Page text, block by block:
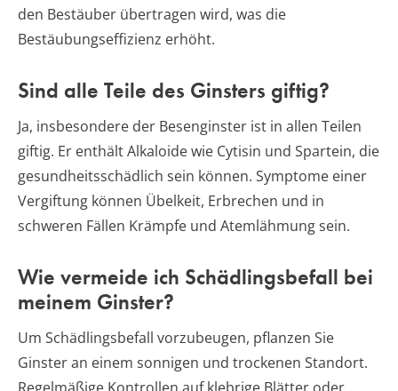
den Bestäuber übertragen wird, was die
Bestäubungseffizienz erhöht.
Sind alle Teile des Ginsters giftig?
Ja, insbesondere der Besenginster ist in allen Teilen
giftig. Er enthält Alkaloide wie Cytisin und Spartein, die
gesundheitsschädlich sein können. Symptome einer
Vergiftung können Übelkeit, Erbrechen und in
schweren Fällen Krämpfe und Atemlähmung sein.
Wie vermeide ich Schädlingsbefall bei
meinem Ginster?
Um Schädlingsbefall vorzubeugen, pflanzen Sie
Ginster an einem sonnigen und trockenen Standort.
Regelmäßige Kontrollen auf klebrige Blätter oder